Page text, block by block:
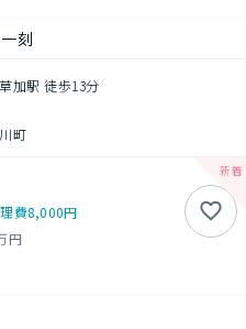
刻
加駅 徒歩13分
町
費8,000円
円